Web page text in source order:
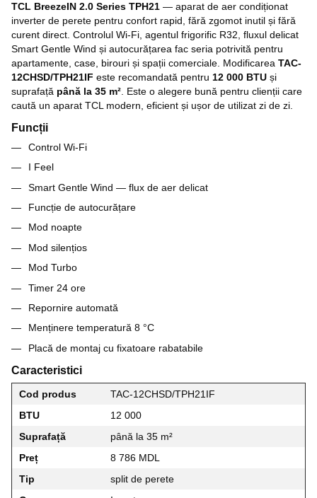
TCL BreezeIN 2.0 Series TPH21 — aparat de aer condiționat
inverter de perete pentru confort rapid, fără zgomot inutil și fără
curent direct. Controlul Wi‑Fi, agentul frigorific R32, fluxul delicat
Smart Gentle Wind și autocurățarea fac seria potrivită pentru
apartamente, case, birouri și spații comerciale. Modificarea TAC-
12CHSD/TPH21IF este recomandată pentru 12 000 BTU și
suprafață până la 35 m² . Este o alegere bună pentru clienții care
caută un aparat TCL modern, eficient și ușor de utilizat zi de zi.
Funcții
Control Wi‑Fi
I Feel
Smart Gentle Wind — flux de aer delicat
Funcție de autocurățare
Mod noapte
Mod silențios
Mod Turbo
Timer 24 ore
Repornire automată
Menținere temperatură 8 °C
Placă de montaj cu fixatoare rabatabile
Caracteristici
Cod produs
TAC-12CHSD/TPH21IF
BTU
12 000
Suprafață
până la 35 m²
Preț
8 786 MDL
Tip
split de perete